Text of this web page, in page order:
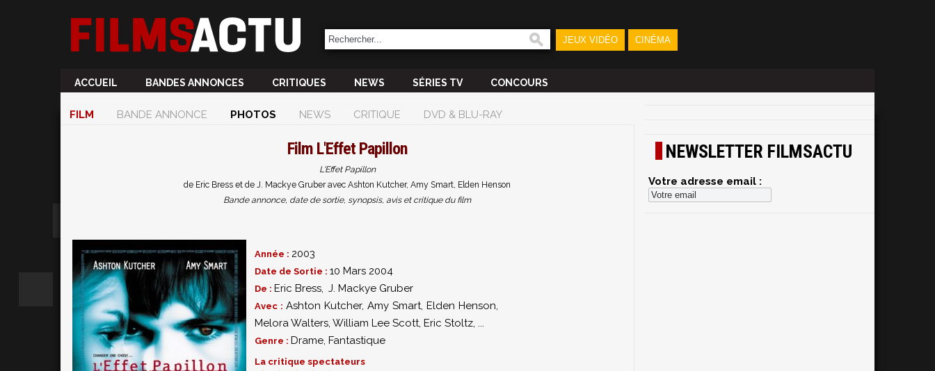
JEUX VIDÉO CINÉMA
ACCUEIL BANDES ANNONCES CRITIQUES NEWS SÉRIES TV CONCOURS
FILM BANDE ANNONCE PHOTOS NEWS CRITIQUE DVD & BLU-RAY
Film L'Effet Papillon
L'Effet Papillon
de Eric Bress et de J. Mackye Gruber avec Ashton Kutcher, Amy Smart, Elden Henson
Bande annonce, date de sortie, synopsis, avis et critique du film
Année : 2003
Date de Sortie : 10 Mars 2004
De : Eric Bress, J. Mackye Gruber
Avec : Ashton Kutcher, Amy Smart, Elden Henson,
Melora Walters, William Lee Scott, Eric Stoltz, ...
Genre : Drame, Fantastique
La critique spectateurs
NEWSLETTER FILMSACTU
Votre adresse email :